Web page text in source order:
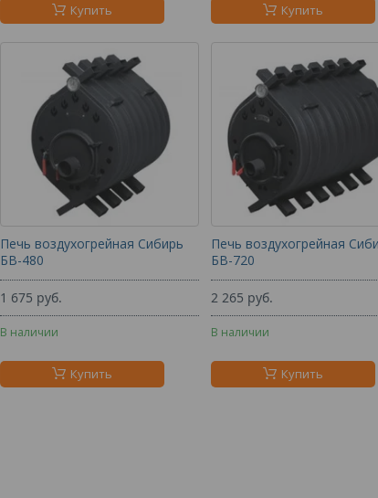
Купить Купить
Печь воздухогрейная Сибирь
БВ-480
1 675 руб.
В наличии
Купить
Печь воздухогрейная
БВ-720
2 265 руб.
В наличии
Купить